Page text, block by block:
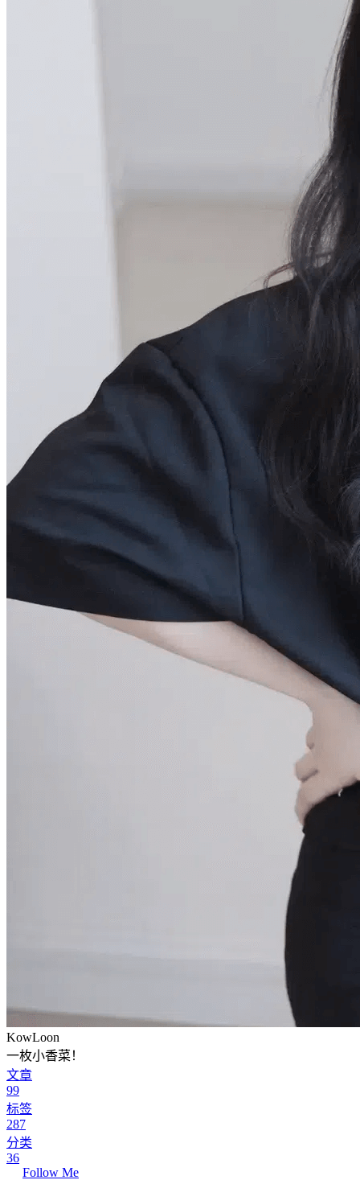
KowLoon
一枚小香菜！
文章
99
标签
287
分类
36
Follow Me